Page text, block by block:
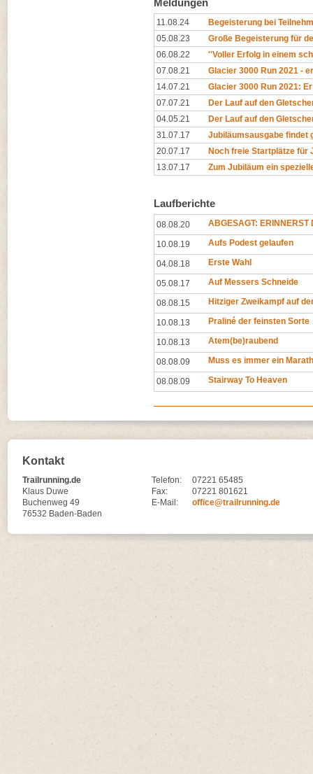
Meldungen
11.08.24
Begeisterung bei
05.08.23
Große Begeisterung für
06.08.22
''Voller Erfolg in einem
07.08.21
Glacier 3000 Run 2021 -
14.07.21
Glacier 3000 Run 2021:
07.07.21
Der Lauf auf den
04.05.21
Der Lauf auf den
31.07.17
Jubiläumsausgabe findet
20.07.17
Noch freie Startplätze für
13.07.17
Zum Jubiläum ein
Laufberichte
08.08.20 ABGESAGT: ERINNERST
10.08.19 Aufs Podest gelaufen
04.08.18 Erste Wahl
05.08.17 Auf Messers Schneide
08.08.15 Hitziger Zweikampf auf
10.08.13 Praliné der feinsten Sorte
10.08.13 Atem(be)raubend
08.08.09 Muss es immer ein
08.08.09 Stairway To Heaven
Kontakt
Trailrunning.de
Klaus Duwe
Buchenweg 49
76532 Baden-Baden
Telefon:
07221 65485
Fax:
07221 801621
E-Mail:
office@trailrunning.de